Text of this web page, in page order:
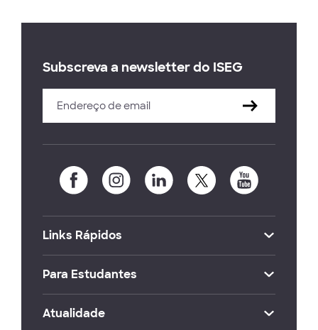
Subscreva a newsletter do ISEG
Links Rápidos
Para Estudantes
Atualidade